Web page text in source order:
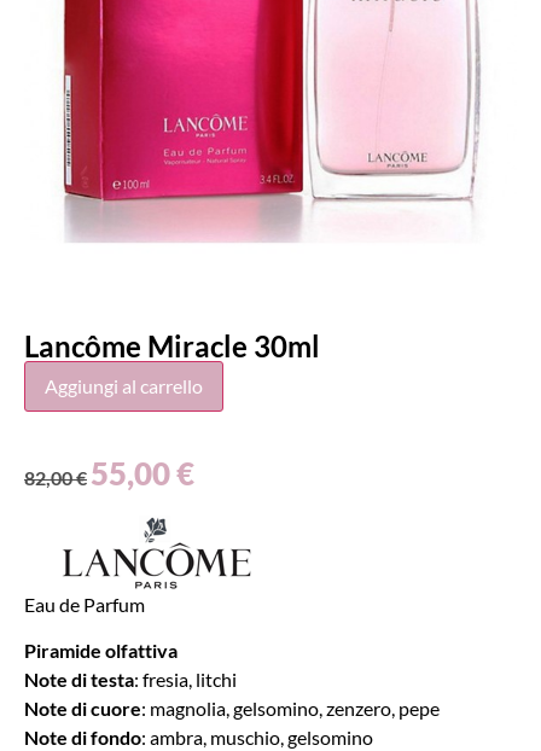
Lancôme Miracle 30ml
Aggiungi al carrello
82,00€ 55,00€
Eau de Parfum
Piramide olfattiva
Note di testa: fresia, litchi
Note di cuore: magnolia, gelsomino, zenzero, pepe
Note di fondo: ambra, muschio, gelsomino